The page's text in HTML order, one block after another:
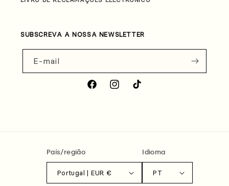
SUBSCREVA A NOSSA NEWSLETTER
E-mail
FacebookInstagramTikTok
País/região
Portugal | EUR €
Idioma
PT